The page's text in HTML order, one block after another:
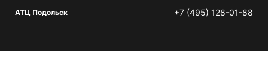
АТЦ Подольск +7 (495) 128-01-88